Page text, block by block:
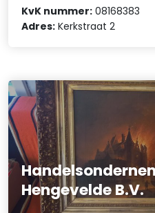
KvK nummer: 08168383
Adres: Kerkstraat 2
Hengevelde B.V.